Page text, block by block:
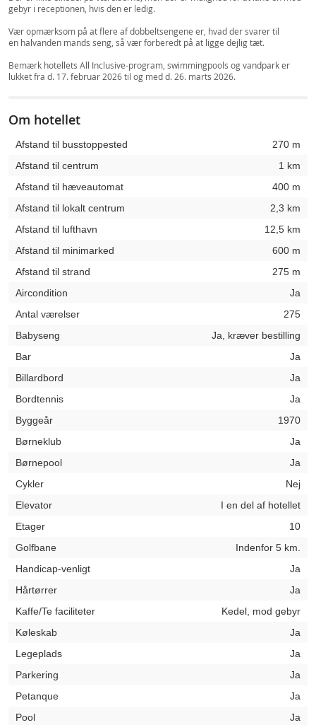
gebyr i receptionen, hvis den er ledig.
Vær opmærksom på at flere af dobbeltsengene er, hvad der svarer til
en halvanden mands seng, så vær forberedt på at ligge dejlig tæt.
Bemærk hotellets All Inclusive-program, swimmingpools og vandpark er
lukket fra d. 17. februar 2026 til og med d. 26. marts 2026.
Om hotellet
Afstand til busstoppested
270 m
Afstand til centrum
1 km
Afstand til hæveautomat
400 m
Afstand til lokalt centrum
2,3 km
Afstand til lufthavn
12,5 km
Afstand til minimarked
600 m
Afstand til strand
275 m
Aircondition
Ja
Antal værelser
275
Babyseng
Ja, kræver bestilling
Bar
Ja
Billardbord
Ja
Bordtennis
Ja
Byggeår
1970
Børneklub
Ja
Børnepool
Ja
Cykler
Nej
Elevator
I en del af hotellet
Etager
10
Golfbane
Indenfor 5 km.
Handicap-venligt
Ja
Hårtørrer
Ja
Kaffe/Te faciliteter
Kedel, mod gebyr
Køleskab
Ja
Legeplads
Ja
Parkering
Ja
Petanque
Ja
Pool
Ja